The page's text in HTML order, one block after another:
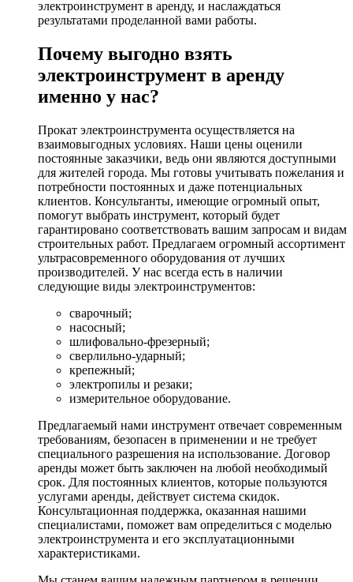
электроинструмент в аренду, и наслаждаться
результатами проделанной вами работы.
Почему выгодно взять
электроинструмент в аренду
именно у нас?
Прокат электроинструмента осуществляется на
взаимовыгодных условиях. Наши цены оценили
постоянные заказчики, ведь они являются доступными
для жителей города. Мы готовы учитывать пожелания и
потребности постоянных и даже потенциальных
клиентов. Консультанты, имеющие огромный опыт,
помогут выбрать инструмент, который будет
гарантировано соответствовать вашим запросам и видам
строительных работ. Предлагаем огромный ассортимент
ультрасовременного оборудования от лучших
производителей. У нас всегда есть в наличии
следующие виды электроинструментов:
сварочный;
насосный;
шлифовально-фрезерный;
сверлильно-ударный;
крепежный;
электропилы и резаки;
измерительное оборудование.
Предлагаемый нами инструмент отвечает современным
требованиям, безопасен в применении и не требует
специального разрешения на использование. Договор
аренды может быть заключен на любой необходимый
срок. Для постоянных клиентов, которые пользуются
услугами аренды, действует система скидок.
Консультационная поддержка, оказанная нашими
специалистами, поможет вам определиться с моделью
электроинструмента и его эксплуатационными
характеристиками.